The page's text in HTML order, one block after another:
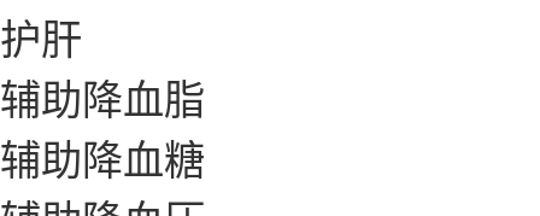
护肝
辅助降血脂
辅助降血糖